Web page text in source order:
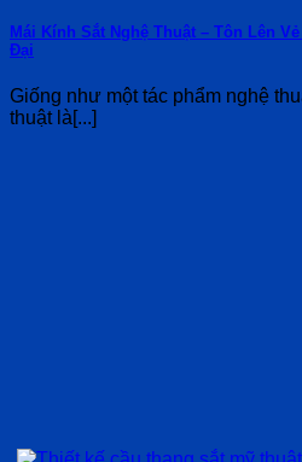
Mái Kính Sắt Nghệ Thuật – Tôn Lên
Đại
Giống như một tác phẩm nghệ
thuật là[...]